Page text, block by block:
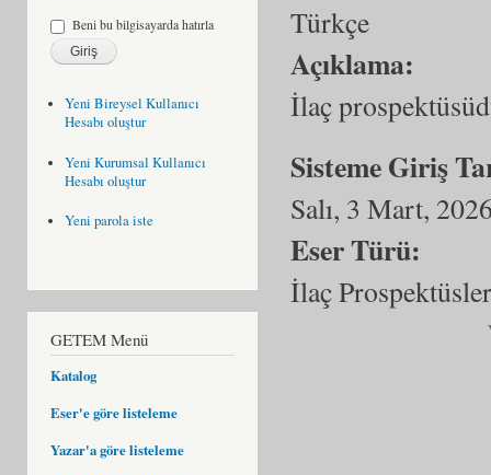
Beni bu bilgisayarda hatırla
Yeni Bireysel Kullanıcı
Hesabı oluştur
Yeni Kurumsal Kullanıcı
Hesabı oluştur
Yeni parola iste
GETEM Menü
Katalog
Eser'e göre listeleme
Yazar'a göre listeleme
Türkçe
Açıklama:
İlaç
Sisteme Giriş
Salı, 3 Mart,
Eser Türü:
İlaç